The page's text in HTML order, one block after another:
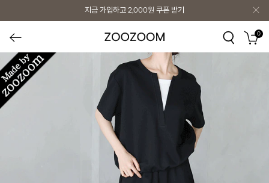
지금 가입하고 2,000원 쿠폰 받기
0